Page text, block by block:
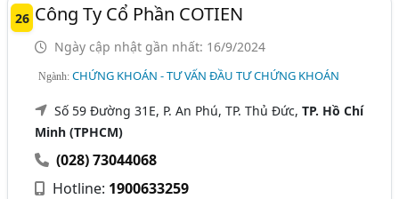
26 Công Ty Cổ Phần COTIEN
Ngày cập nhật gần nhất: 16/9/2024
Ngành:CHỨNG KHOÁN - TƯ VẤN ĐẦU TƯ CHỨNG KHOÁN
Số 59 Đường 31E, P. An Phú, TP. Thủ Đức,TP. Hồ Chí
Minh (TPHCM)
(028) 73044068
Hotline: 1900633259